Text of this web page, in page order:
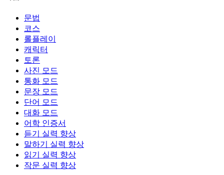
문법
코스
롤플레이
캐릭터
토론
사진 모드
통화 모드
문장 모드
단어 모드
대화 모드
어학 인증서
듣기 실력 향상
말하기 실력 향상
읽기 실력 향상
작문 실력 향상